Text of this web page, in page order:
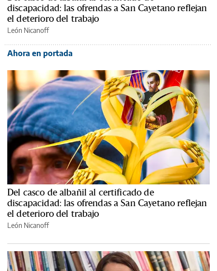
discapacidad: las ofrendas a San Cayetano reflejan
el deterioro del trabajo
León Nicanoff
Ahora en portada
Del casco de albañil al certificado de
discapacidad: las ofrendas a San Cayetano reflejan
el deterioro del trabajo
León Nicanoff